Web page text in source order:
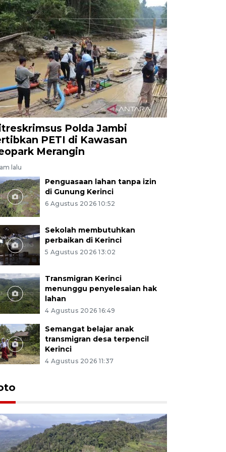
Polda Jambi
PETI di Kawasan
Merangin
lalu
Penguasaan lahan tanpa izin
di Gunung Kerinci
6 Agustus 2026 10:52
Sekolah membutuhkan
perbaikan di Kerinci
5 Agustus 2026 13:02
Transmigran Kerinci
menunggu penyelesaian hak
lahan
4 Agustus 2026 16:49
Semangat belajar anak
transmigran desa terpencil
Kerinci
4 Agustus 2026 11:37